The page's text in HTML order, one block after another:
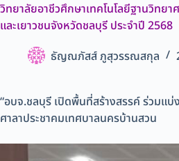
วิทยาลัยอาชีวศึกษาเทคโนโลยีฐานวิทย
และเยาวชนจังหวัดชลบุรี ประจำปี 2568
ธัญณภัสส์ ภูสุวรรณสกุล
“อบจ.ชลบุรี เปิดพื้นที่สร้างสรรค์ ร่วมแ
ศาลาประชาคมเทศบาลนครบ้านสวน